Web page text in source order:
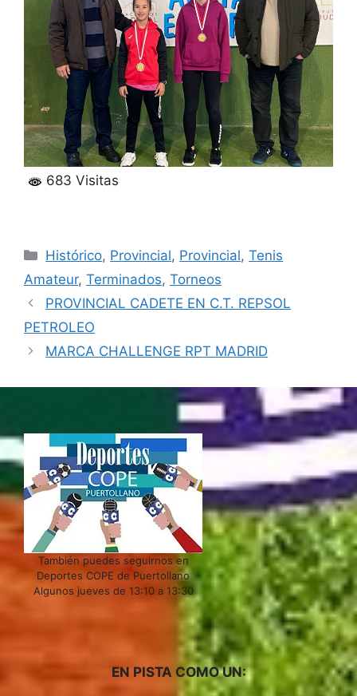
683 Visitas
Categorías
Histórico, Provincial, Provincial,Tenis
Amateur, Terminados, Torneos
PROVINCIAL CADETE EN C.T. REPSOL
PETROLEO
MARCA CHALLENGE RPT MADRID
También puedes seguirnos en
Deportes COPE de Puertollano
Algunos jueves de 13:10 a 13:30
EN PISTA COMO UN: